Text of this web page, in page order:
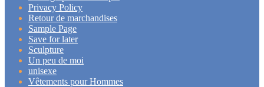
Privacy Policy
Retour de marchandises
Sample Page
Save for later
Sculpture
Un peu de moi
unisexe
Vêtements pour Hommes